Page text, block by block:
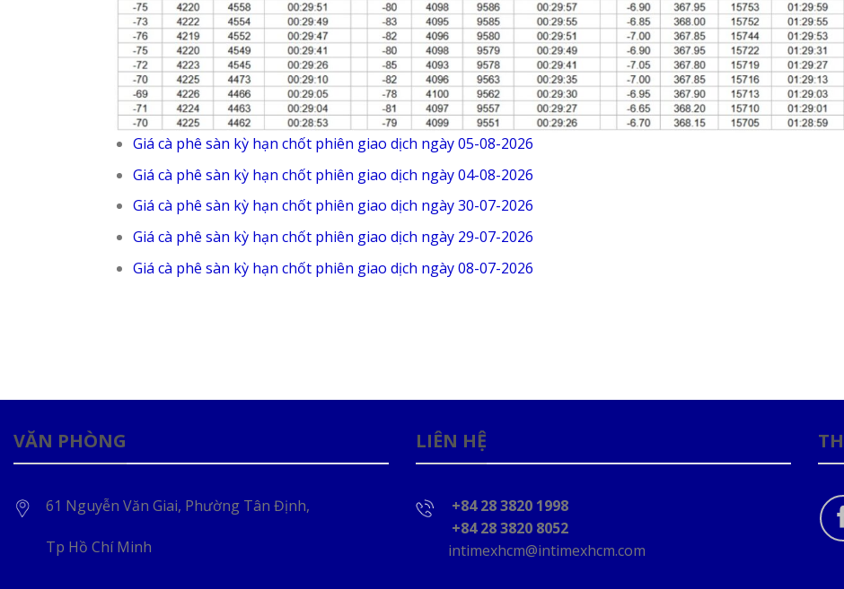
Giá cà phê sàn kỳ hạn chốt phiên giao dịch ngày 05-08-2026
Giá cà phê sàn kỳ hạn chốt phiên giao dịch ngày 04-08-2026
Giá cà phê sàn kỳ hạn chốt phiên giao dịch ngày 30-07-2026
Giá cà phê sàn kỳ hạn chốt phiên giao dịch ngày 29-07-2026
Giá cà phê sàn kỳ hạn chốt phiên giao dịch ngày 08-07-2026
VĂN PHÒNG
61 Nguyễn Văn Giai, Phường Tân Định,
Tp Hồ Chí Minh
LIÊN HỆ
+84 28 3820 1998
+84 28 3820 8052
intimexhcm@intimexhcm.com